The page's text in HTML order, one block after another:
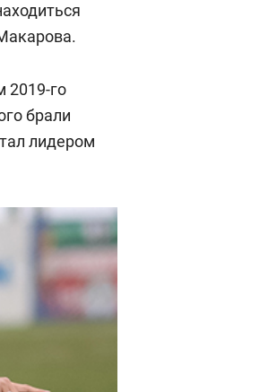
2019-го
брали
лидером